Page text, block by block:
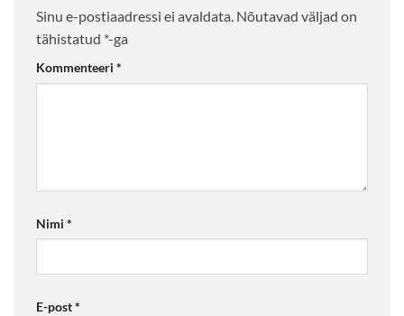
Sinu e-postiaadressi ei avaldata. Nõutavad väljad on
tähistatud *-ga
Kommenteeri *
Nimi *
E-post*